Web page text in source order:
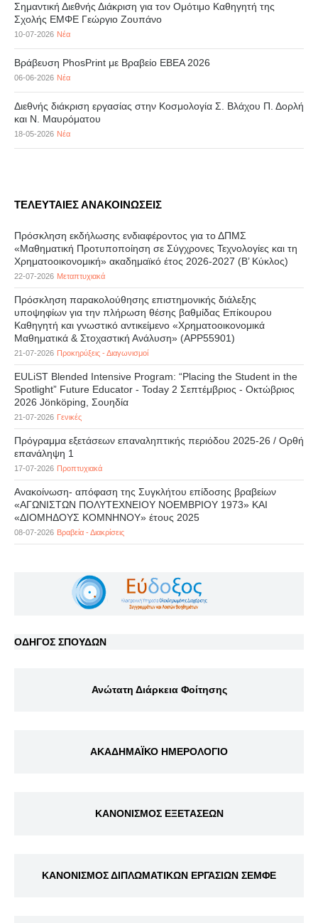
Σημαντική Διεθνής Διάκριση για τον Ομότιμο Καθηγητή της
Σχολής ΕΜΦΕ Γεώργιο Ζουπάνο
10-07-2026 Νέα
Βράβευση PhosPrint με Βραβείο ΕΒΕΑ 2026
06-06-2026 Νέα
Διεθνής διάκριση εργασίας στην Κοσμολογία Σ. Βλάχου Π. Δορλή
και Ν. Μαυρόματου
18-05-2026 Νέα
ΤΕΛΕΥΤΑΙΕΣ ΑΝΑΚΟΙΝΩΣΕΙΣ
Πρόσκληση εκδήλωσης ενδιαφέροντος για το ΔΠΜΣ
«Μαθηματική Προτυποποίηση σε Σύγχρονες Τεχνολογίες και τη
Χρηματοοικονομική» ακαδημαϊκό έτος 2026-2027 (B’ Kύκλος)
22-07-2026 Μεταπτυχιακά
Πρόσκληση παρακολούθησης επιστημονικής διάλεξης
υποψηφίων για την πλήρωση θέσης βαθμίδας Επίκουρου
Καθηγητή και γνωστικό αντικείμενο «Χρηματοοικονομικά
Μαθηματικά & Στοχαστική Ανάλυση» (APP55901)
21-07-2026 Προκηρύξεις - Διαγωνισμοί
EULiST Blended Intensive Program: “Placing the Student in the
Spotlight” Future Educator - Today 2 Σεπτέμβριος - Οκτώβριος
2026 Jönköping, Σουηδία
21-07-2026 Γενικές
Πρόγραμμα εξετάσεων επαναληπτικής περιόδου 2025-26 / Ορθή
επανάληψη 1
17-07-2026 Προπτυχιακά
Ανακοίνωση- απόφαση της Συγκλήτου επίδοσης βραβείων
«ΑΓΩΝΙΣΤΩΝ ΠΟΛΥΤΕΧΝΕΙΟΥ ΝΟΕΜΒΡΙΟΥ 1973» ΚΑΙ
«ΔΙΟΜΗΔΟΥΣ ΚΟΜΝΗΝΟΥ» έτους 2025
08-07-2026 Βραβεία - Διακρίσεις
ΟΔΗΓΟΣ ΣΠΟΥΔΩΝ
Ανώτατη Διάρκεια Φοίτησης
ΑΚΑΔΗΜΑΪΚΟ ΗΜΕΡΟΛΟΓΙΟ
ΚΑΝΟΝΙΣΜΟΣ ΕΞΕΤΑΣΕΩΝ
ΚΑΝΟΝΙΣΜΟΣ ΔΙΠΛΩΜΑΤΙΚΩΝ ΕΡΓΑΣΙΩΝ ΣΕΜΦΕ